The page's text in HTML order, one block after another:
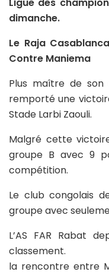
dimanche.
Le Raja
Contre Maniema
Plus maître de son
remporté une
Stade Larbi Zaouli.
Malgré cette
groupe B avec 9
compétition.
Le club congolais
groupe avec
L’AS FAR Rabat
classement.
la rencontre entre